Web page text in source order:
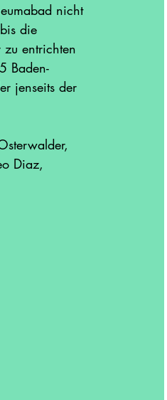
nicht
die
zu entrichten
Baden-
jenseits der
Diaz,